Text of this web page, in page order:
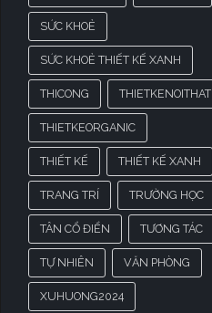
SỨC KHOẺ
SỨC KHOẺ THIẾT KẾ XANH
THICONG THIETKENOITHAT
THIETKEORGANIC
THIẾT KẾ THIẾT KẾ XANH
TRANG TRÍ TRƯỜNG HỌC
TÂN CỔ ĐIỂN TƯƠNG TÁC
TỰ NHIÊN VĂN PHÒNG
XUHUONG2024